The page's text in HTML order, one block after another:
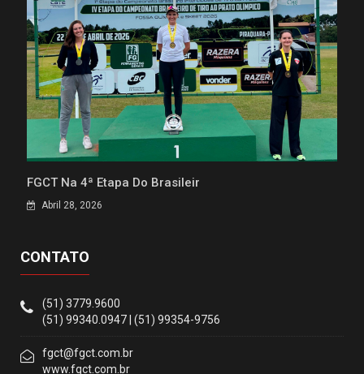
FGCT Na 4ª Etapa Do Brasileir
Abril 28, 2026
CONTATO
(51) 3779.9600
(51) 99340.0947 | (51) 99354-9756
fgct@fgct.com.br
www.fgct.com.br